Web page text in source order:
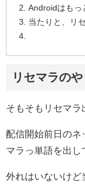
Androidはもっ
当たりと、リ
リセマラの
そもそもリセマ
配信開始前日のネ
マラっ単語を出し
外れはいないけど